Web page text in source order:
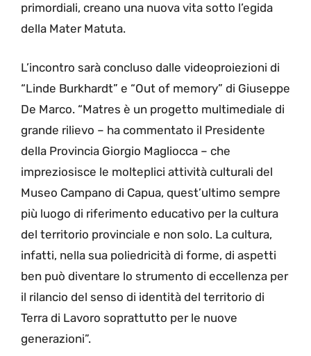
primordiali, creano una nuova vita sotto l’egida
della Mater Matuta.
L’incontro sarà concluso dalle videoproiezioni di
“Linde Burkhardt” e “Out of memory” di Giuseppe
De Marco. “Matres è un progetto multimediale di
grande rilievo – ha commentato il Presidente
della Provincia Giorgio Magliocca – che
impreziosisce le molteplici attività culturali del
Museo Campano di Capua, quest’ultimo sempre
più luogo di riferimento educativo per la cultura
del territorio provinciale e non solo. La cultura,
infatti, nella sua poliedricità di forme, di aspetti
ben può diventare lo strumento di eccellenza per
il rilancio del senso di identità del territorio di
Terra di Lavoro soprattutto per le nuove
generazioni”.